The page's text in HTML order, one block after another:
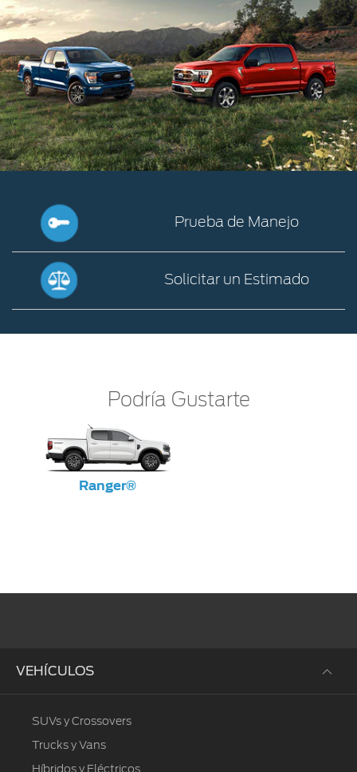
Prueba
Manejo
Prueba de Manejo
un
Solicitar un Estimado
Podría Gustarte
Ranger®
VEHÍCULOS
SUVs y Crossovers
Trucks y Vans
Híbridos y Eléctricos